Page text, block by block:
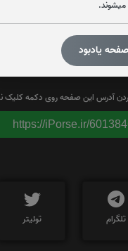
میشوند.
یادبود
آدرس این صفحه روی دکمه کلیک
https://iPorse.ir/
تلگرام توئیتر